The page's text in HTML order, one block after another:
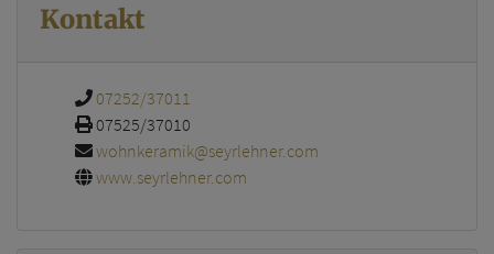
Kontakt
07252/37011
07525/37010
wohnkeramik@seyrlehner.com
www.seyrlehner.com